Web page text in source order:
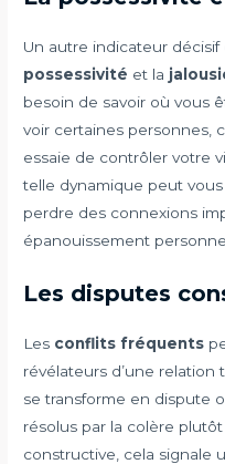
Un autre indicateur décisif
possessivité et la
besoin de savoir où vous
voir certaines personnes,
essaie de contrôler votre
telle dynamique peut
perdre des connexions
épanouissement
Les disputes
Les conflits fréquents
révélateurs d’une relation
se transforme en dispute
résolus par la colère
constructive, cela signale